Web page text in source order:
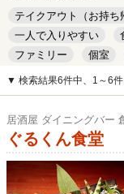
テイクアウト（お持ち
一人で入りやすい
ファミリー
個室
キッズルーム
安い
▼ 検索結果6件中、1～6件
居酒屋 ダイニングバー
ぐるくん食堂